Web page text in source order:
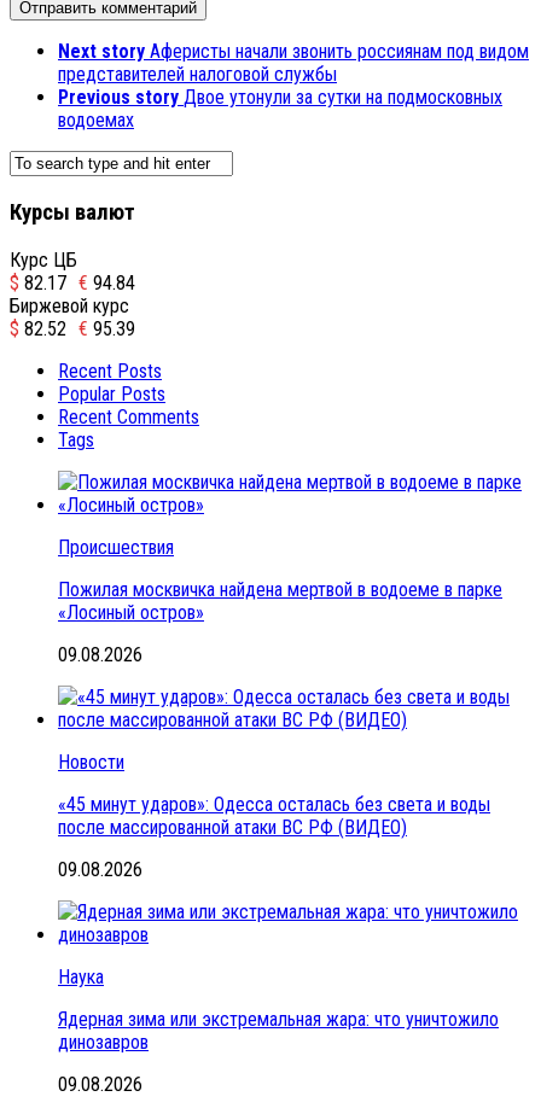
Next story Аферисты начали звонить россиянам под видом
представителей налоговой службы
Previous story Двое утонули за сутки на подмосковных
водоемах
Курсы валют
Курс ЦБ
$ 82.17 € 94.84
Биржевой курс
$ 82.52 € 95.39
Recent Posts
Popular Posts
Recent Comments
Tags
Происшествия
Пожилая москвичка найдена мертвой в водоеме в парке
«Лосиный остров»
09.08.2026
Новости
«45 минут ударов»: Одесса осталась без света и воды
после массированной атаки ВС РФ (ВИДЕО)
09.08.2026
Наука
Ядерная зима или экстремальная жара: что уничтожило
динозавров
09.08.2026